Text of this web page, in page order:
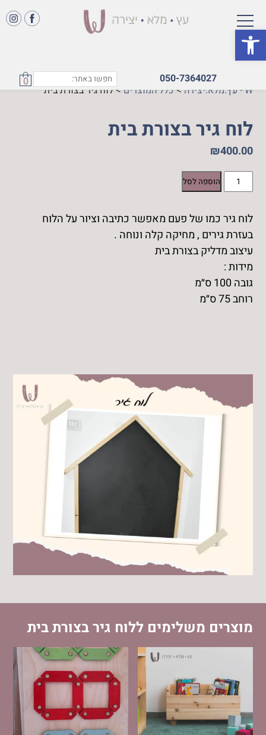
פתח סרגל נגישות
050-7364027
0
W - עץ.מלא.יצירה >כלל המוצרים>לוח גיר בצורת בית
לוח גיר בצורת בית
₪400.00
כמות
של
גיר
בצורת
בית
הוספה לסל
לוח גיר כמו של פעם מאפשר כתיבה וציור על הלוח
בעזרת גירים , מחיקה קלה ונוחה .
עיצוב מדליק בצורת בית
מידות :
גובה 100 ס״מ
רוחב 75 ס״מ
מוצרים משלימים ללוח גיר בצורת בית